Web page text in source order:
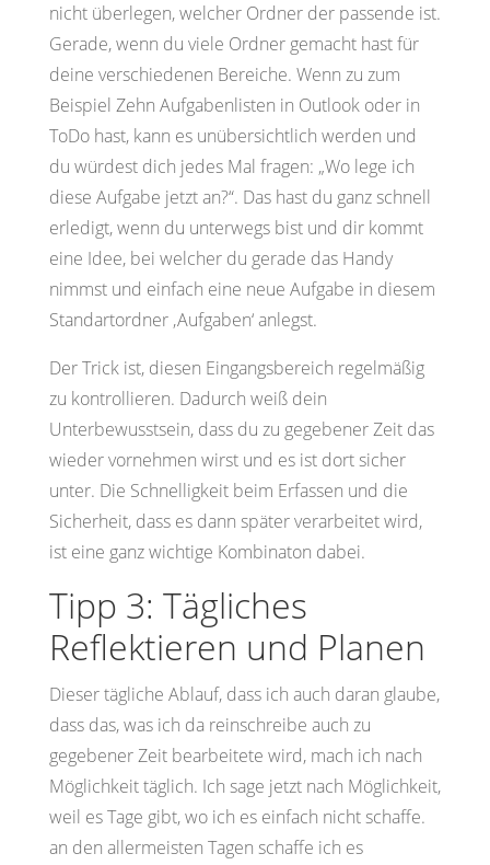
nicht überlegen, welcher Ordner der passende ist.
Gerade, wenn du viele Ordner gemacht hast für
deine verschiedenen Bereiche. Wenn zu zum
Beispiel Zehn Aufgabenlisten in Outlook oder in
ToDo hast, kann es unübersichtlich werden und
du würdest dich jedes Mal fragen: „Wo lege ich
diese Aufgabe jetzt an?“. Das hast du ganz schnell
erledigt, wenn du unterwegs bist und dir kommt
eine Idee, bei welcher du gerade das Handy
nimmst und einfach eine neue Aufgabe in diesem
Standartordner ‚Aufgaben‘ anlegst.
Der Trick ist, diesen Eingangsbereich regelmäßig
zu kontrollieren. Dadurch weiß dein
Unterbewusstsein, dass du zu gegebener Zeit das
wieder vornehmen wirst und es ist dort sicher
unter. Die Schnelligkeit beim Erfassen und die
Sicherheit, dass es dann später verarbeitet wird,
ist eine ganz wichtige Kombinaton dabei.
Tipp 3: Tägliches
Reflektieren und Planen
Dieser tägliche Ablauf, dass ich auch daran glaube,
dass das, was ich da reinschreibe auch zu
gegebener Zeit bearbeitete wird, mach ich nach
Möglichkeit täglich. Ich sage jetzt nach Möglichkeit,
weil es Tage gibt, wo ich es einfach nicht schaffe.
an den allermeisten Tagen schaffe ich es